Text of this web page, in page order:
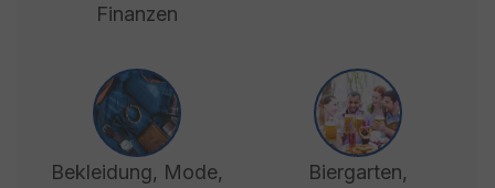
Finanzen
Bekleidung, Mode,
Biergarten,